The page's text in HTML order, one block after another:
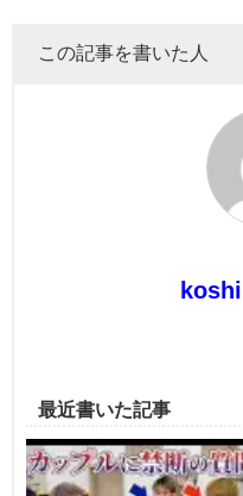
この記事を書いた人
最近書いた記事